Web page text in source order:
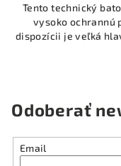
Tento technický
vysoko ochrannú
dispozícii je veľká
Odoberať
Email